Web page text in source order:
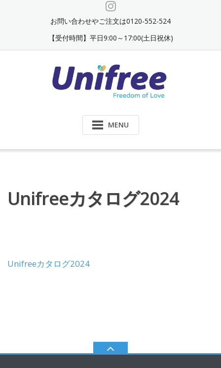
お問い合わせやご注文は0120-552-524
【受付時間】平日9:00～17:00(土日祝休)
MENU
Unifreeカタログ2024
Unifreeカタログ2024